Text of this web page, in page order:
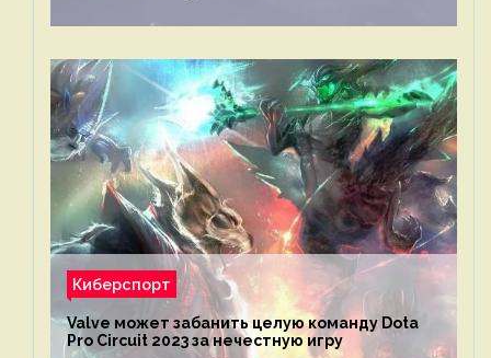
Киберспорт
Valve может забанить целую команду Dota
Pro Circuit 2023 за нечестную игру